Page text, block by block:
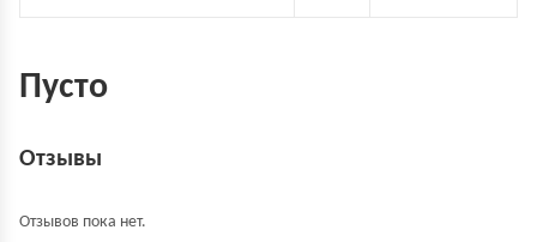
Пусто
Отзывы
Отзывов пока нет.